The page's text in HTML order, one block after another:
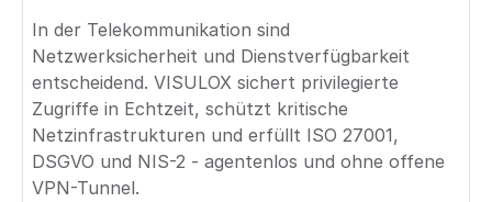
In der Telekommunikation sind
Netzwerksicherheit und Dienstverfügbarkeit
entscheidend. VISULOX sichert privilegierte
Zugriffe in Echtzeit, schützt kritische
Netzinfrastrukturen und erfüllt ISO 27001,
DSGVO und NIS-2 - agentenlos und ohne offene
VPN-Tunnel.